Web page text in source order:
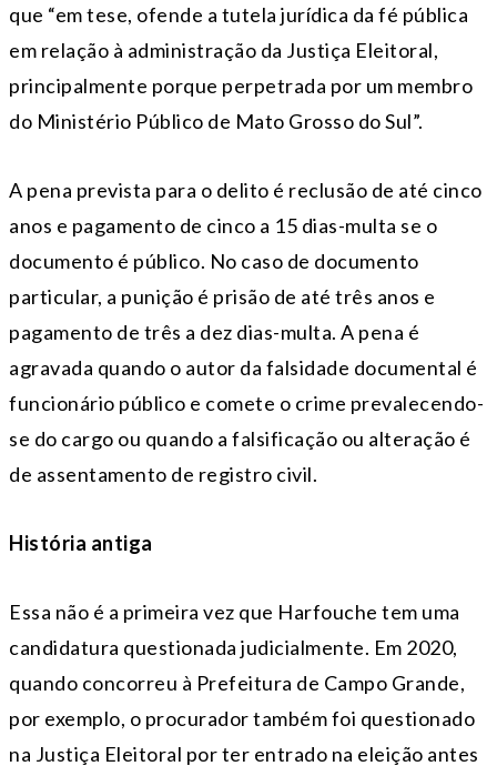
que “em tese, ofende a tutela jurídica da fé pública
em relação à administração da Justiça Eleitoral,
principalmente porque perpetrada por um membro
do Ministério Público de Mato Grosso do Sul”.
A pena prevista para o delito é reclusão de até cinco
anos e pagamento de cinco a 15 dias-multa se o
documento é público. No caso de documento
particular, a punição é prisão de até três anos e
pagamento de três a dez dias-multa. A pena é
agravada quando o autor da falsidade documental é
funcionário público e comete o crime prevalecendo-
se do cargo ou quando a falsificação ou alteração é
de assentamento de registro civil.
História antiga
Essa não é a primeira vez que Harfouche tem uma
candidatura questionada judicialmente. Em 2020,
quando concorreu à Prefeitura de Campo Grande,
por exemplo, o procurador também foi questionado
na Justiça Eleitoral por ter entrado na eleição antes